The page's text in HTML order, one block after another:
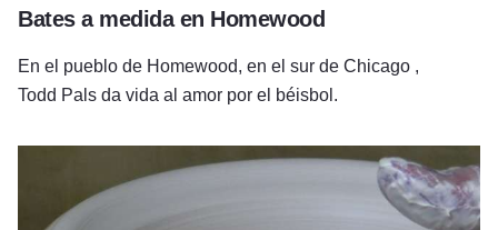
Bates a medida en Homewood
En el pueblo de Homewood, en el sur de Chicago ,
Todd Pals da vida al amor por el béisbol.